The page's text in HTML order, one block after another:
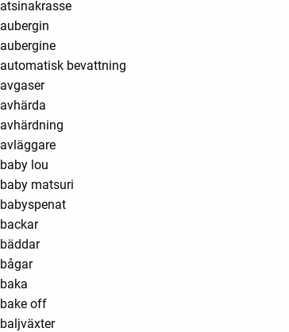
atsinakrasse
aubergin
aubergine
automatisk bevattning
avgaser
avhärda
avhärdning
avläggare
baby lou
baby matsuri
babyspenat
backar
bäddar
bågar
baka
bake off
baljväxter